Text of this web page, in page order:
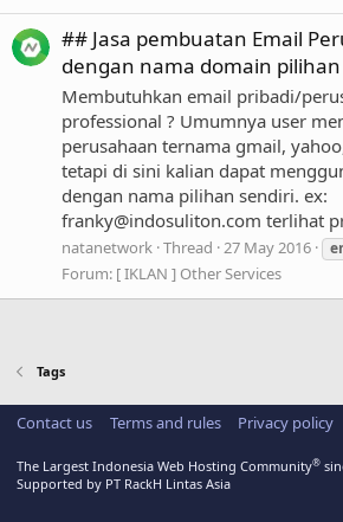
## Jasa pembuatan Email
dengan nama domain
Membutuhkan email pribadi/
professional ? Umumnya user
perusahaan ternama gmail,
tetapi di sini kalian dapat
dengan nama pilihan sendiri. ex:
franky@indosuliton.com terlihat
natanetwork Thread 27 May 2016
Forum: [ IKLAN ] Other Services
Tags
Contact us Terms and rules Privacy policy
The Largest Indonesia Web Hosting Community®
Supported by PT RackH Lintas Asia